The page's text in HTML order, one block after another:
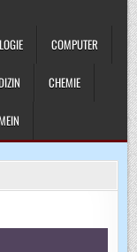
COMPUTER
CHEMIE